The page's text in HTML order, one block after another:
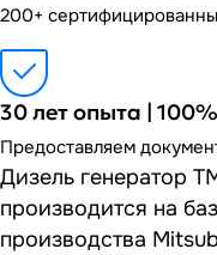
200+
30 лет опыта |
Предоставляем
Дизель генератор
производится на
производства